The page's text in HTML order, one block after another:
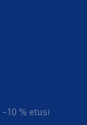
10 % etusi